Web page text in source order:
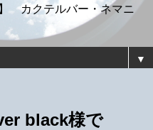
カクテルバー・ネマニ
▼
black様で